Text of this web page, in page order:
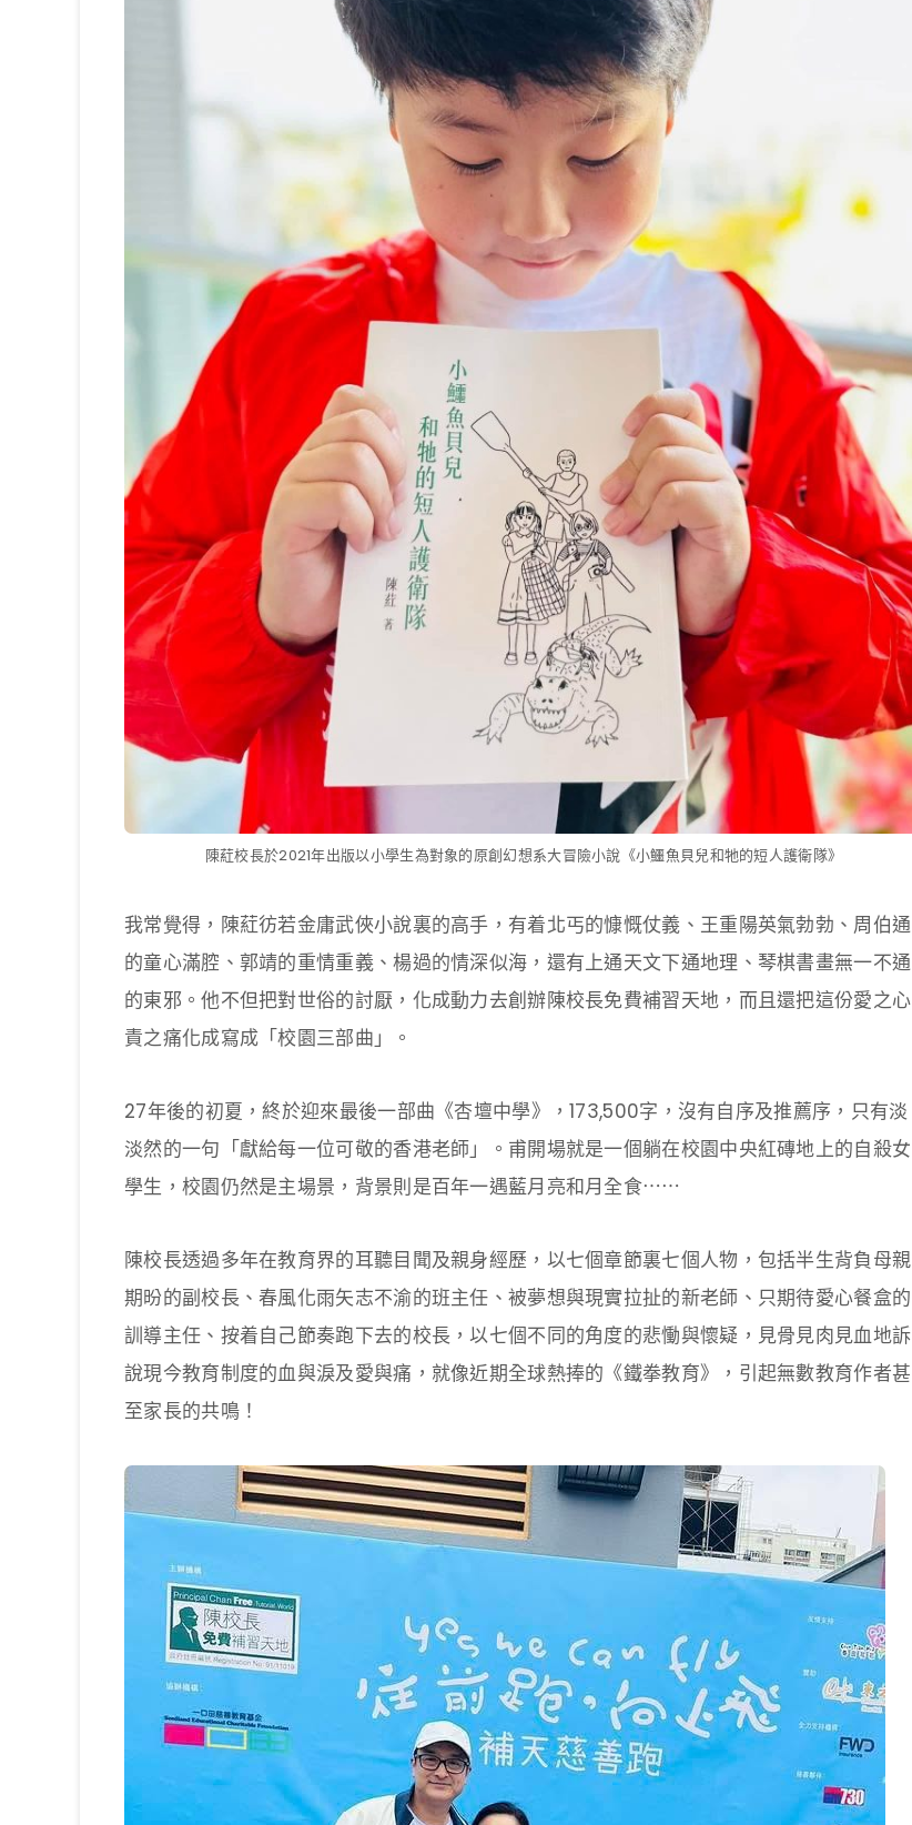
陳葒校長於2021年出版以小學生為對象的原創幻想系大冒險小說《小鱷魚貝兒和牠的短人護衛隊》
我常覺得，陳葒彷若金庸武俠小說裏的高手，有着北丐的慷慨仗義、王重陽英氣勃勃、周伯通
的童心滿腔、郭靖的重情重義、楊過的情深似海，還有上通天文下通地理、琴棋書畫無一不通
的東邪。他不但把對世俗的討厭，化成動力去創辦陳校長免費補習天地，而且還把這份愛之心
責之痛化成寫成「校園三部曲」。
27年後的初夏，終於迎來最後一部曲《杏壇中學》，173,500字，沒有自序及推薦序，只有淡
淡然的一句「獻給每一位可敬的香港老師」。甫開場就是一個躺在校園中央紅磚地上的自殺女
學生，校園仍然是主場景，背景則是百年一遇藍月亮和月全食⋯⋯
陳校長透過多年在教育界的耳聽目聞及親身經歷，以七個章節裏七個人物，包括半生背負母親
期昐的副校長、春風化雨矢志不渝的班主任、被夢想與現實拉扯的新老師、只期待愛心餐盒的
訓導主任、按着自己節奏跑下去的校長，以七個不同的角度的悲慟與懷疑，見骨見肉見血地訴
說現今教育制度的血與淚及愛與痛，就像近期全球熱捧的《鐵拳教育》，引起無數教育作者甚
至家長的共鳴！